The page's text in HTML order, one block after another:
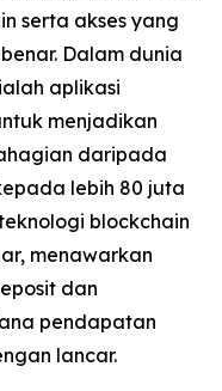
serta akses yang
Dalam dunia
ialah aplikasi
menjadikan
daripada
lebih 80 juta
blockchain
menawarkan
dan
pendapatan
lancar.